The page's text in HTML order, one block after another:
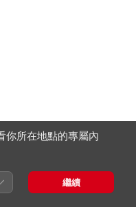
你所在地點的專屬內
繼續